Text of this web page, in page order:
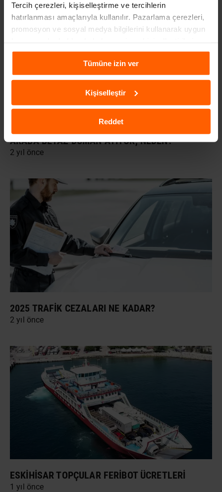
Tercih çerezleri, kişiselleştirme ve tercihlerin
hatırlanması amaçlarıyla kullanılır. Pazarlama çerezleri,
promosyon ve sosyal medya bilgilerini kullanarak uygun
içeriklerin sunulmasına yardımcı olur. Daha fazla
Çerezlere İlişkin Aydınlatma Metni
ulaşabilirsiniz.
Tümüne izin ver
Kişiselleştir
Reddet
ARABA BEYAZ DUMAN ATIYOR, NEDEN?
2 yıl önce
2025 TRAFIK CEZALARI NE KADAR?
2 yıl önce
ESKIHISAR TOPÇULAR FERIBOT ÜCRETLERI
1 yıl önce